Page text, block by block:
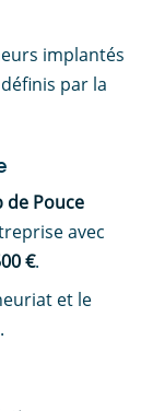
implantés
par la
de Pouce
avec
€.
et le